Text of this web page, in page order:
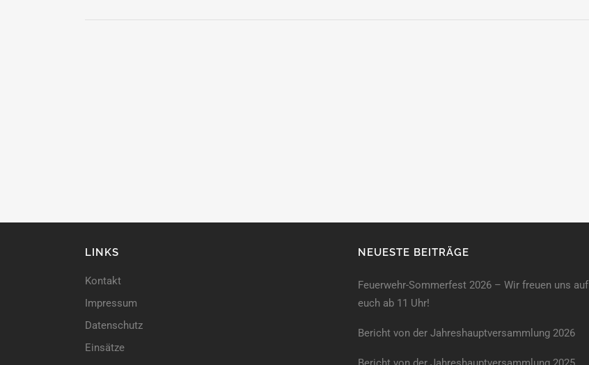
LINKS
Kontakt
Impressum
Datenschutz
Einsätze
NEUESTE BEITRÄGE
Feuerwehr-Sommerfest 2026 – Wir freuen uns auf
euch ab 11 Uhr!
Bericht von der Jahreshauptversammlung 2026